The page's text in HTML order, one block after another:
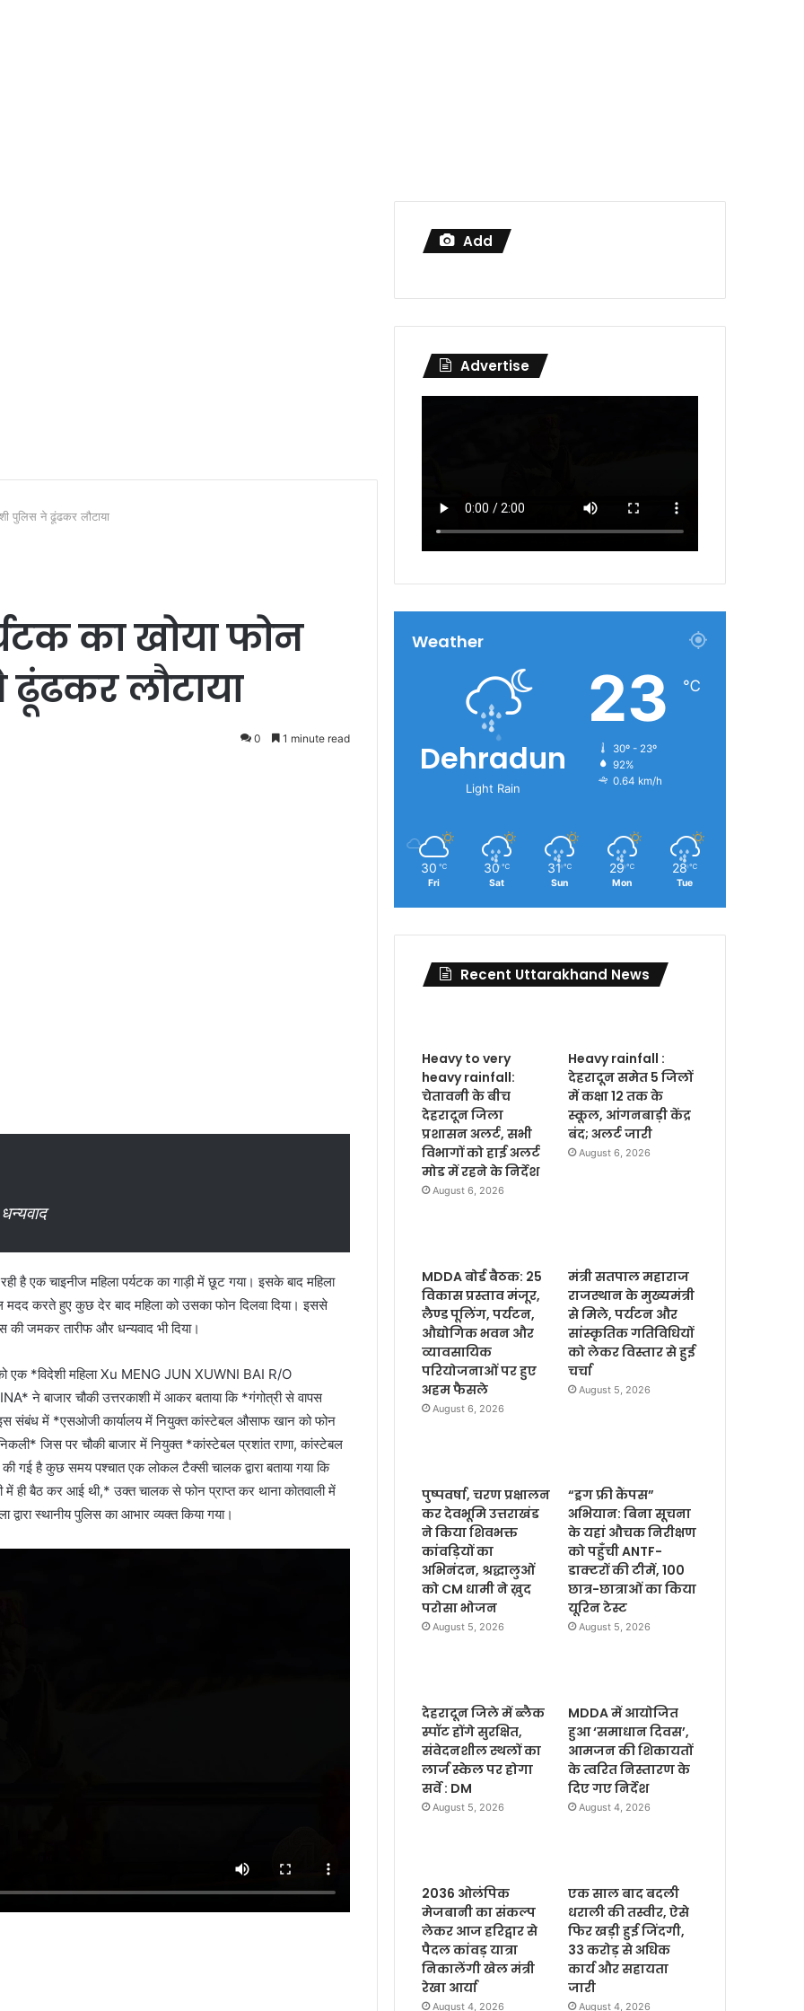
पुलिस ने ढूंढकर लौटाया
का खोया फोन
ढूंढकर लौटाया
0 1 minute read
है एक चाइनीज महिला पर्यटक का गाड़ी में छूट गया। इसके बाद महिला
करते हुए कुछ देर बाद महिला को उसका फोन दिलवा दिया। इससे
जमकर तारीफ और धन्यवाद भी दिया।
एक *विदेशी महिला Xu MENG JUN XUWNI BAI R/O
बाजार चौकी उत्तरकाशी में आकर बताया कि *गंगोत्री से वापस
संबंध में *एसओजी कार्यालय में नियुक्त कांस्टेबल औसाफ खान को फोन
जिस पर चौकी बाजार में नियुक्त *कांस्टेबल प्रशांत राणा, कांस्टेबल
गई है कुछ समय पश्चात एक लोकल टैक्सी चालक द्वारा बताया गया कि
में ही बैठ कर आई थी,* उक्त चालक से फोन प्राप्त कर थाना कोतवाली में
द्वारा स्थानीय पुलिस का आभार व्यक्त किया गया।
Add
Advertise
Weather
Dehradun
Light Rain
23 ℃
30º - 23º
92%
0.64 km/h
30 ℃
Fri
30 ℃
Sat
31 ℃
Sun
29 ℃
Mon
28 ℃
Tue
Recent Uttarakhand News
Heavy to very
heavy rainfall:
चेतावनी के बीच
देहरादून जिला
प्रशासन अलर्ट, सभी
विभागों को हाई अलर्ट
मोड में रहने के निर्देश
August 6, 2026
Heavy rainfall :
देहरादून समेत 5 जिलों
में कक्षा 12 तक के
स्कूल, आंगनबाड़ी केंद्र
बंद; अलर्ट जारी
August 6, 2026
MDDA बोर्ड बैठक: 25
विकास प्रस्ताव मंजूर,
लैण्ड पूलिंग, पर्यटन,
औद्योगिक भवन और
व्यावसायिक
परियोजनाओं पर हुए
अहम फैसले
August 6, 2026
मंत्री सतपाल महाराज
राजस्थान के मुख्यमंत्री
से मिले, पर्यटन और
सांस्कृतिक गतिविधियों
को लेकर विस्तार से हुई
चर्चा
August 5, 2026
पुष्पवर्षा, चरण प्रक्षालन
कर देवभूमि उत्तराखंड
ने किया शिवभक्त
कांवड़ियों का
अभिनंदन, श्रद्धालुओं
को CM धामी ने ख़ुद
परोसा भोजन
August 5, 2026
“ड्रग फ्री कैंपस”
अभियान: बिना सूचना
के यहां औचक निरीक्षण
को पहुँची ANTF-
डाक्टरों की टीमें, 100
छात्र-छात्राओं का किया
यूरिन टेस्ट
August 5, 2026
देहरादून जिले में ब्लैक
स्पॉट होंगे सुरक्षित,
संवेदनशील स्थलों का
लार्ज स्केल पर होगा
सर्वे : DM
August 5, 2026
MDDA में आयोजित
हुआ ‘समाधान दिवस’,
आमजन की शिकायतों
के त्वरित निस्तारण के
दिए गए निर्देश
August 4, 2026
2036 ओलंपिक
मेजबानी का संकल्प
लेकर आज हरिद्वार से
पैदल कांवड़ यात्रा
निकालेंगी खेल मंत्री
रेखा आर्या
August 4, 2026
एक साल बाद बदली
धराली की तस्वीर, ऐसे
फिर खड़ी हुई जिंदगी,
33 करोड़ से अधिक
कार्य और सहायता
जारी
August 4, 2026